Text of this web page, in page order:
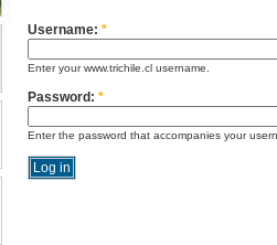
Username: *
Enter your www.trichile.cl username.
Password: *
Enter the password that accompanies your